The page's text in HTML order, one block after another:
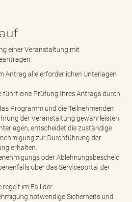
einer Veranstaltung mit
Antrag alle erforderlichen Unterlagen
führt eine Prüfung Ihres Antrags durch.
Programm und die Teilnehmenden
der Veranstaltung gewährleisten.
entscheidet die zuständige
zur Durchführung der
erhalten.
oder Ablehnungsbescheid
über das Serviceportal der
regelt im Fall der
notwendige Sicherheits und